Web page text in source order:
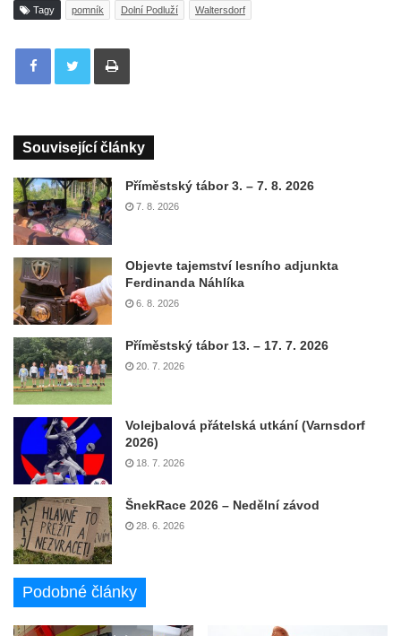
Tagy pomník Dolní Podluží Waltersdorf
Tisknout
Související články
Příměstský tábor 3. – 7. 8. 2026
7. 8. 2026
Objevte tajemství lesního adjunkta
Ferdinanda Náhlíka
6. 8. 2026
Příměstský tábor 13. – 17. 7. 2026
20. 7. 2026
Volejbalová přátelská utkání (Varnsdorf
2026)
18. 7. 2026
ŠnekRace 2026 – Nedělní závod
28. 6. 2026
Podobné články